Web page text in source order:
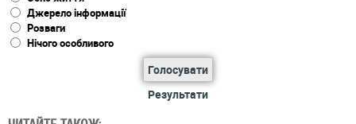
Джерело інформації
Розваги
Нічого особливого
Голосувати
Результати